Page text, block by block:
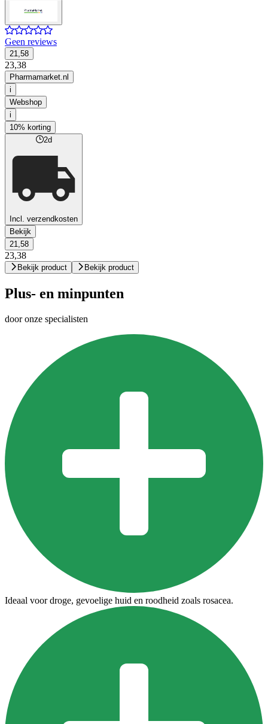
Geen reviews
21,58
23,38
Pharmamarket.nl
i
Webshop
i
10% korting
2d
Incl. verzendkosten
Bekijk
21,58
23,38
Bekijk product Bekijk product
Plus- en minpunten
door onze specialisten
Ideaal voor droge, gevoelige huid en roodheid zoals rosacea.